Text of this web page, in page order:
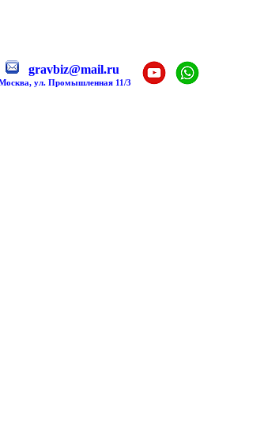
gravbiz@mail.ru
ул. Промышленная 11/3